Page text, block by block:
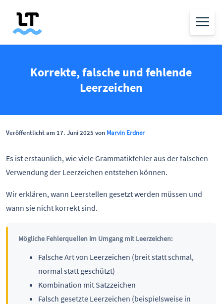
Korrekte, falsche und fehlende
Leerzeichen
Veröffentlicht am 17. Juni 2025 von Marvin Erdner
Es ist erstaunlich, wie viele Grammatikfehler aus der falschen
Verwendung der Leerzeichen entstehen können.
Wir erklären, wann Leerstellen gesetzt werden müssen und
wann sie nicht korrekt sind.
Mögliche Fehlerquellen im Umgang mit Leerzeichen:
Falsche Art von Leerzeichen (breit statt schmal,
normal statt geschützt)
Kombination mit Satzzeichen
Falsch gesetzte Leerzeichen (beispielsweise in